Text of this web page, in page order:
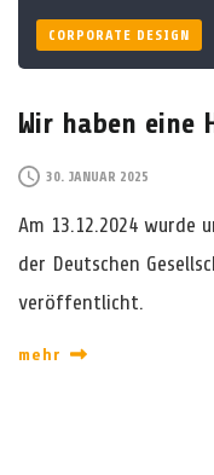
CORPORATE DESIGN
Wir haben eine
30. JANUAR 2025
Am 13.12.2024 wurde
der Deutschen
veröffentlicht.
mehr